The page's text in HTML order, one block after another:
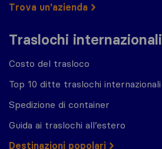
Trova un'azienda
Traslochi internazionali
Costo del trasloco
Top 10 ditte traslochi internazionali
Spedizione di container
Guida ai traslochi all’estero
Destinazioni popolari